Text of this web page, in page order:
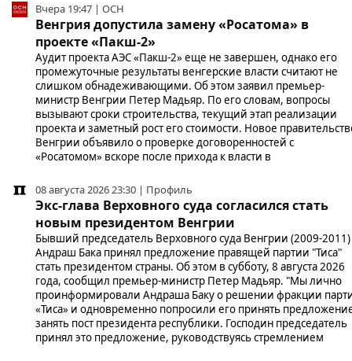
Вчера 19:47 | ОСН
Венгрия допустила замену «Росатома» в
проекте «Пакш-2»
Аудит проекта АЭС «Пакш-2» еще не завершен, однако его
промежуточные результаты венгерские власти считают не
слишком обнадеживающими. Об этом заявил премьер-
министр Венгрии Петер Мадьяр. По его словам, вопросы
вызывают сроки строительства, текущий этап реализации
проекта и заметный рост его стоимости. Новое
Венгрии объявило о проверке договоренностей с
«Росатомом» вскоре после прихода к власти в
08 августа 2026 23:30 | Профиль
Экс-глава Верховного суда согласился стать
новым президентом Венгрии
Бывший председатель Верховного суда Венгрии (2009-2011)
Андраш Бака принял предложение правящей партии "Тиса"
стать президентом страны. Об этом в субботу, 8 августа 2026
года, сообщил премьер-министр Петер Мадьяр. "Мы лично
проинформировали Андраша Баку о решении фракции
«Тиса» и одновременно попросили его принять
занять пост президента республики. Господин председатель
принял это предложение, руководствуясь стремлением